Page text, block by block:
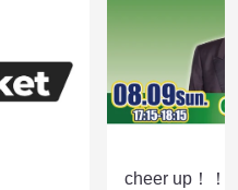
cheer up！